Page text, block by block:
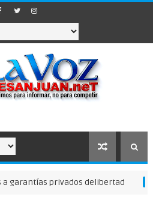
privados delibertad NOTICIAS DE